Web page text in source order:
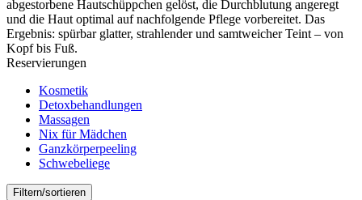
abgestorbene Hautschüppchen gelöst, die Durchblutung angeregt
und die Haut optimal auf nachfolgende Pflege vorbereitet. Das
Ergebnis: spürbar glatter, strahlender und samtweicher Teint – von
Kopf bis Fuß.
Reservierungen
Kosmetik
Detoxbehandlungen
Massagen
Nix für Mädchen
Ganzkörperpeeling
Schwebeliege
Filtern/sortieren